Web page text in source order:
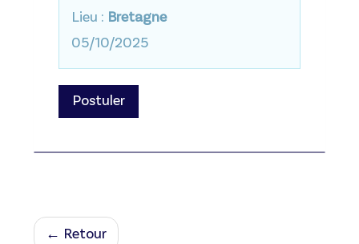
Lieu : Bretagne
05/10/2025
Postuler
← Retour